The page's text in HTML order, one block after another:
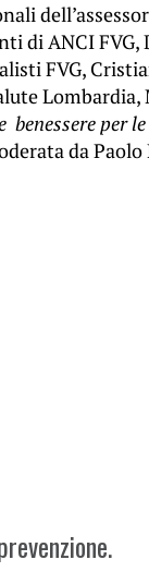
di ANCI
FVG,
benessere per
da